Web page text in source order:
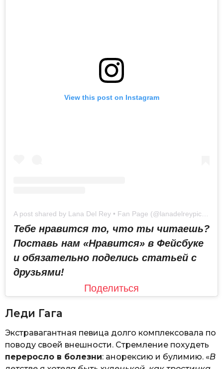
View this post on Instagram
A post shared by Lana Del Rey • Fan Page (@lanadelreypictures)
Тебе нравится то, что ты читаешь?
Поставь нам «Нравится» в Фейсбуке
и обязательно поделись статьей с
друзьями!
Поделиться
Леди Гага
Экстравагантная певица долго комплексовала по
поводу своей внешности. Стремление похудеть
переросло в болезни: анорексию и булимию. «В